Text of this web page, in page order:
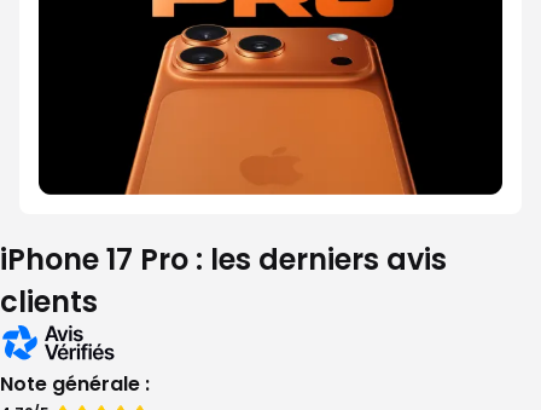
iPhone 17 Pro : les derniers avis
clients
Note générale :